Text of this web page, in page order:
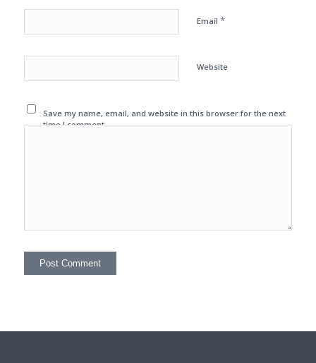
Email *
Website
Save my name, email, and website in this browser for the next
time I comment.